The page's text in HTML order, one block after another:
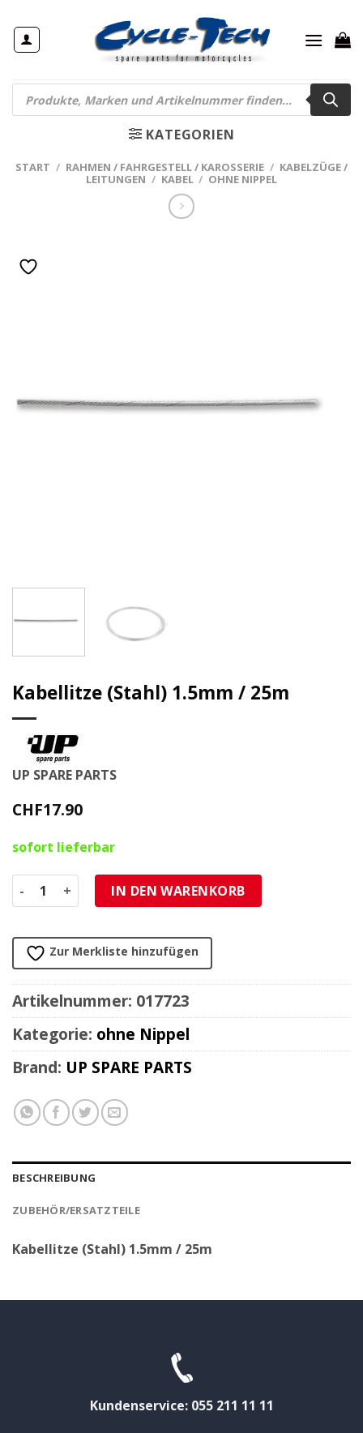
Inhalt
springen
Products
search
KATEGORIEN
START / RAHMEN / FAHRGESTELL / KAROSSERIE / KABELZÜGE /
LEITUNGEN / KABEL / OHNE NIPPEL
Kabellitze (Stahl) 1.5mm / 25m
UP SPARE PARTS
CHF17.90
sofort lieferbar
Kabellitze (Stahl) 1.5mm / 25m Menge
IN DEN WARENKORB
Zur Merkliste hinzufügen
Artikelnummer: 017723
Kategorie: ohne Nippel
Brand: UP SPARE PARTS
BESCHREIBUNG
ZUBEHÖR/ERSATZTEILE
Kabellitze (Stahl) 1.5mm / 25m
Kundenservice: 055 211 11 11